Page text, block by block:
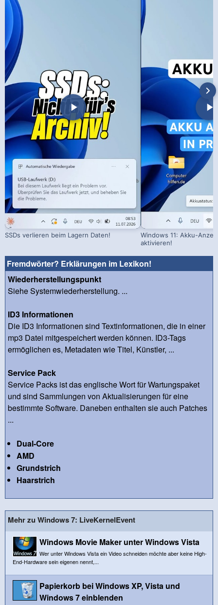
SSDs verlieren beim Lagern Daten!
Windows 11: Akku-
aktivieren!
Fremdwörter? Erklärungen im Lexikon!
Wiederherstellungspunkt
Siehe Systemwiederherstellung. ...
ID3 Informationen
Die ID3 Informationen sind Textinformationen, die in einer
mp3 Datei mitgespeichert werden können. ID3-Tags
ermöglichen es, Metadaten wie Titel, Künstler, ...
Service Pack
Service Packs ist das englische Wort für Wartungspaket
und sind Sammlungen von Aktualisierungen für eine
bestimmte Software. Daneben enthalten sie auch Patches
...
Dual-Core
AMD
Grundstrich
Haarstrich
Mehr zu Windows 7: LiveKernelEvent
Windows Movie Maker unter Windows Vista
Wer unter Windows Vista ein Video schneiden möchte aber keine High-
End-Hardware sein eigenen nennt,...
Papierkorb bei Windows XP, Vista und
Windows 7 einblenden